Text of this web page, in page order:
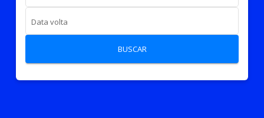
Data volta
BUSCAR